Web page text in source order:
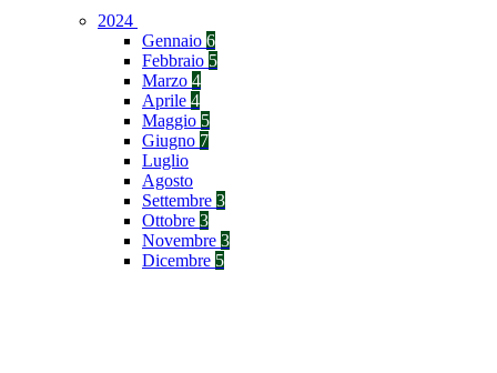
2024
Gennaio 6
Febbraio 5
Marzo 4
Aprile 4
Maggio 5
Giugno 7
Luglio
Agosto
Settembre 3
Ottobre 3
Novembre 3
Dicembre 5